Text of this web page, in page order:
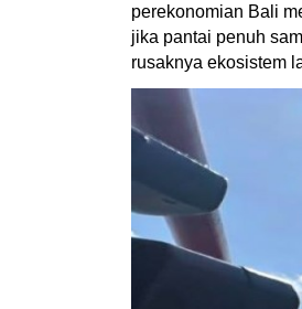
perekonomian Bali
jika pantai penuh
rusaknya ekosistem